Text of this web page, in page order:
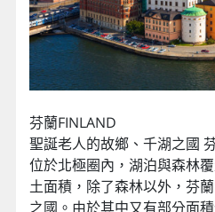
芬蘭FINLAND
聖誕老人的故鄉、千湖之國
位於北極圈內，湖泊與森林
土面積，除了森林以外，芬
之國。由於其中又有部分面